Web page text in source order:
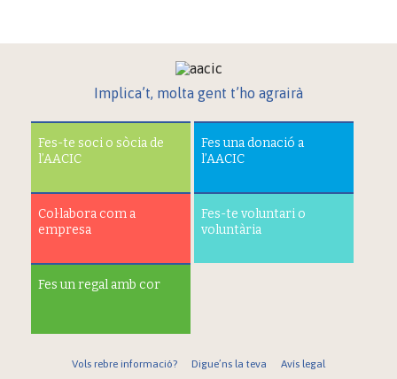
Implica’t, molta gent t’ho agrairà
Fes-te soci o sòcia de
l’AACIC
Fes una donació a
l’AACIC
Col·labora com a
empresa
Fes-te voluntari o
voluntària
Fes un regal amb cor
Vols rebre informació? Digue’ns la teva Avís legal